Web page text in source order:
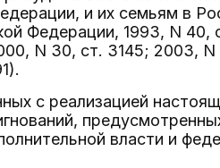
и их семьям в
Федерации, 1993, N
N 30, ст. 3145; 2003,
с реализацией
власти и